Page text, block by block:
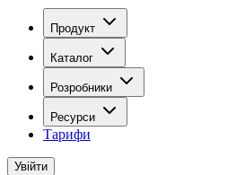
Продукт
Каталог
Розробники
Ресурси
Тарифи
Увійти